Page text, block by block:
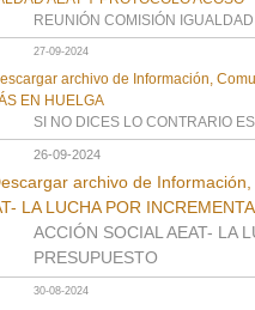
REUNIÓN COMISIÓN
27-09-2024
SI NO DICES LO CONTRARIO
26-09-2024
ACCIÓN SOCIAL AEAT- LA
PRESUPUESTO
30-08-2024